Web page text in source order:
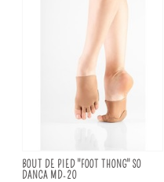
BOUT DE PIED "FOOT THONG" SO
DANCA MD-20